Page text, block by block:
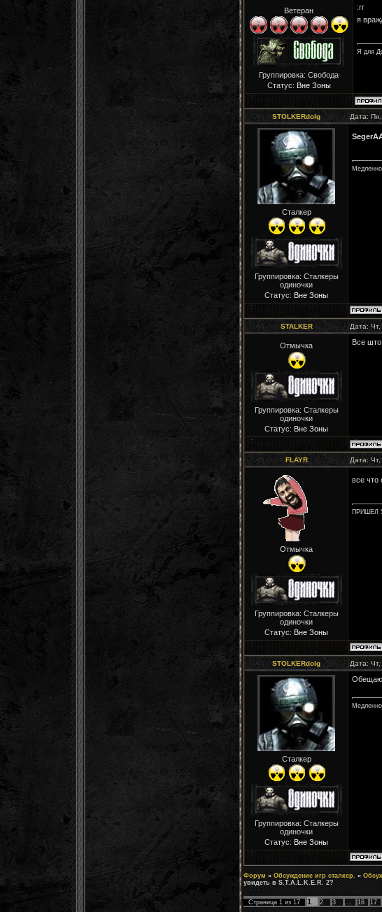
Ветеран
Группировка: Свобода
Статус: Вне Зоны
:гг
я
Я для
STOLKERdolg Дата:
Сталкер
Группировка: Сталкеры
одиночки
Статус: Вне Зоны
STALKER Дата:
Отмычка
Группировка: Сталкеры
одиночки
Статус: Вне Зоны
Все што
FLAYR Дата:
Отмычка
Группировка: Сталкеры
одиночки
Статус: Вне Зоны
все что
ПРИШЕЛ
STOLKERdolg Дата:
Сталкер
Группировка: Сталкеры
одиночки
Статус: Вне Зоны
Форум » Обсуждение игр сталкер. »
увидеть в S.T.A.L.K.E.R. 2?
Страница 1 из 17 1 2 3 … 16 17